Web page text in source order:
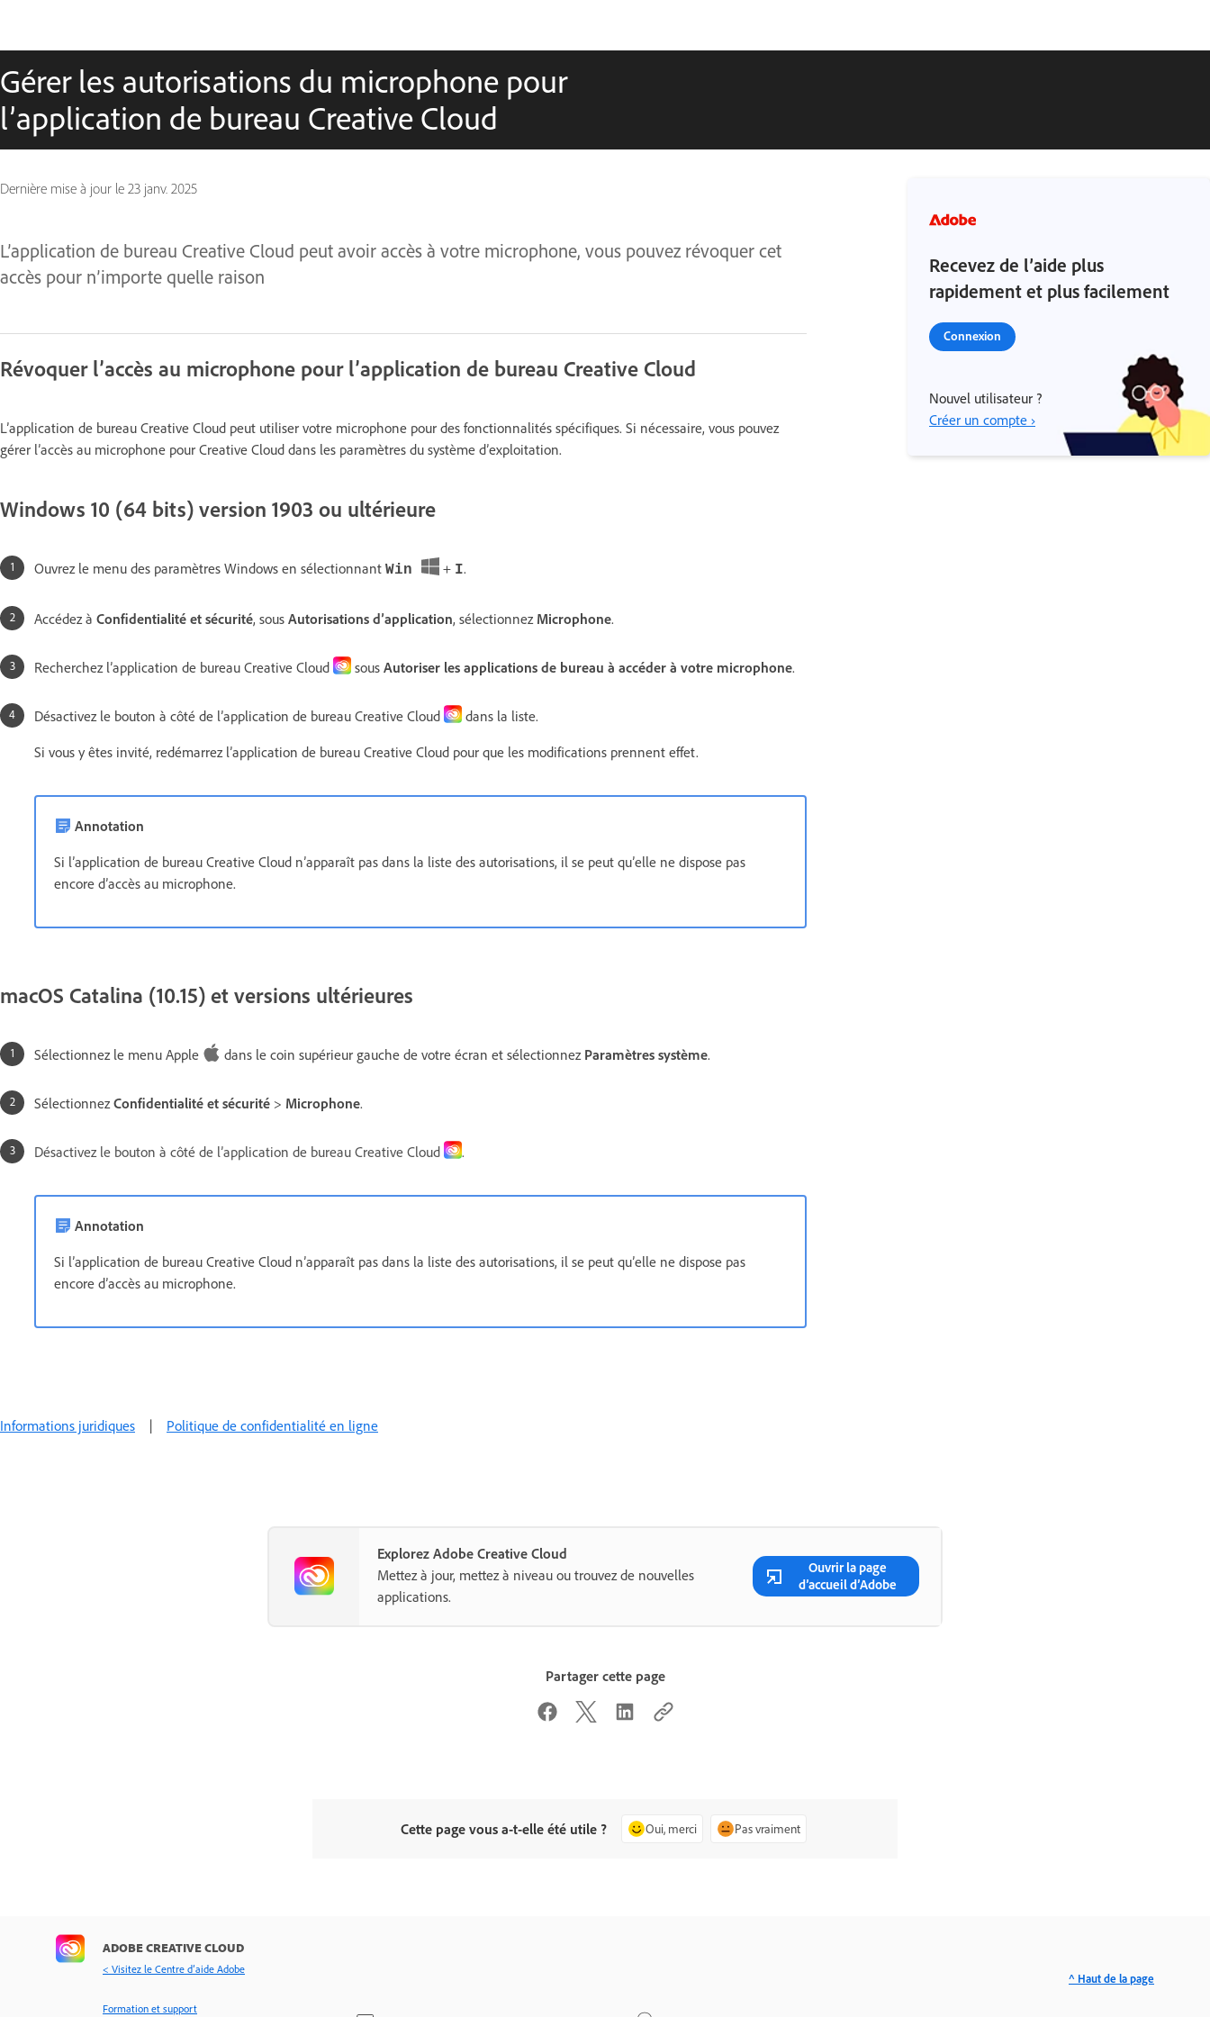
Gérer les autorisations du microphone pour
l’application de bureau Creative Cloud
Dernière mise à jour le 23 janv. 2025
L’application de bureau Creative Cloud peut avoir accès à votre microphone, vous pouvez révoquer cet
accès pour n’importe quelle raison
Révoquer l’accès au microphone pour l’application de bureau Creative Cloud
L’application de bureau Creative Cloud peut utiliser votre microphone pour des fonctionnalités spécifiques. Si nécessaire, vous pouvez
gérer l’accès au microphone pour Creative Cloud dans les paramètres du système d’exploitation.
Windows 10 (64 bits) version 1903 ou ultérieure
Ouvrez le menu des paramètres Windows en sélectionnant Win + I.
Accédez à Confidentialité et sécurité, sous Autorisations d’application, sélectionnez Microphone.
Recherchez l’application de bureau Creative Cloud sous Autoriser les applications de bureau à accéder à votre microphone.
Désactivez le bouton à côté de l’application de bureau Creative Cloud
dans la liste.
Si vous y êtes invité, redémarrez l’application de bureau Creative Cloud pour que les modifications prennent effet.
Annotation
Si l’application de bureau Creative Cloud n’apparaît pas dans la liste des autorisations, il se peut qu’elle ne dispose pas
encore d’accès au microphone.
macOS Catalina (10.15) et versions ultérieures
Sélectionnez le menu Apple dans le coin supérieur gauche de votre écran et sélectionnez Paramètres système.
Sélectionnez Confidentialité et sécurité > Microphone.
Désactivez le bouton à côté de l’application de bureau Creative Cloud .
Annotation
Si l’application de bureau Creative Cloud n’apparaît pas dans la liste des autorisations, il se peut qu’elle ne dispose pas
encore d’accès au microphone.
Recevez de l’aide plus
rapidement et plus facilement
Connexion
Nouvel utilisateur ?
Créer un compte ›
Informations juridiques | Politique de confidentialité en ligne
Explorez Adobe Creative Cloud
Mettez à jour, mettez à niveau ou trouvez de nouvelles
applications.
Ouvrir la page
d’accueil d’Adobe
Partager cette page
Cette page vous a-t-elle été utile ? Oui, merci Pas vraiment
ADOBE CREATIVE CLOUD
< Visitez le Centre d’aide Adobe
Formation et support
^ Haut de la page